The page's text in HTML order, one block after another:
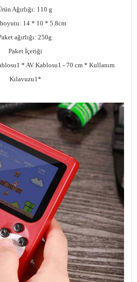
Ağırlığı: 110 g
14 * 10 * 5.8cm
ağırlığı: 250g
Paket İçeriği
* AV Kablosu1 - 70 cm * Kullanım
Kılavuzu1*